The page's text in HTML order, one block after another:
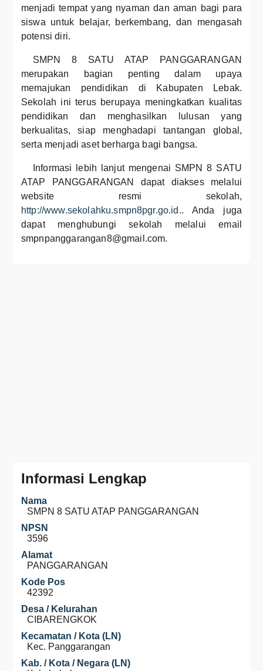
menjadi tempat yang nyaman dan aman bagi para
siswa untuk belajar, berkembang, dan mengasah
potensi diri.
SMPN 8 SATU ATAP PANGGARANGAN
merupakan bagian penting dalam upaya
memajukan pendidikan di Kabupaten Lebak.
Sekolah ini terus berupaya meningkatkan kualitas
pendidikan dan menghasilkan lulusan yang
berkualitas, siap menghadapi tantangan global,
serta menjadi aset berharga bagi bangsa.
Informasi lebih lanjut mengenai SMPN 8 SATU
ATAP PANGGARANGAN dapat diakses melalui
website resmi sekolah,
http://www.sekolahku.smpn8pgr.go.id.. Anda juga
dapat menghubungi sekolah melalui email
smpnpanggarangan8@gmail.com.
Informasi Lengkap
Nama
SMPN 8 SATU ATAP PANGGARANGAN
NPSN
3596
Alamat
PANGGARANGAN
Kode Pos
42392
Desa / Kelurahan
CIBARENGKOK
Kecamatan / Kota (LN)
Kec. Panggarangan
Kab. / Kota / Negara (LN)